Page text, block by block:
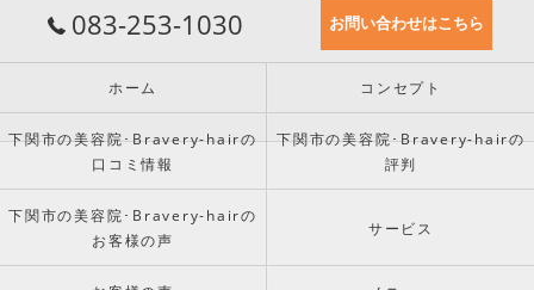
083-253-1030 お問い合わせはこちら
ホーム コンセプト
下関市の美容院･Bravery-hairの
口コミ情報
下関市の美容院･Bravery-hairの
評判
下関市の美容院･Bravery-hairの
お客様の声
サービス